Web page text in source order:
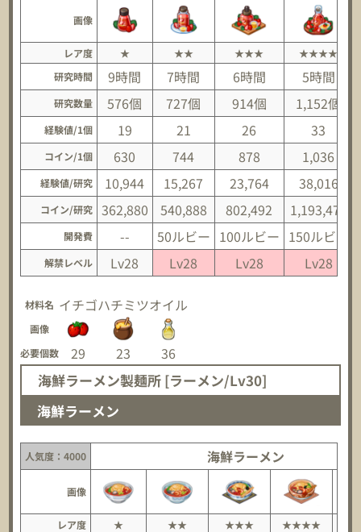
画像
レア度 ★ ★★ ★★★
★★★★
研究時間
9時間 7時間 6時間 5時間
研究数量 576個 727個 914個 1,152個
経験値/1個 19 21 26 33
コイン/1個 630 744 878 1,036
経験値/研究 10,944 15,267 23,764 38,016
コイン/研究 362,880 540,888 802,492 1,193,472
開発費 -- 50ルビー 100ルビー 150ルビー
解禁レベル Lv28 Lv28 Lv28 Lv28
材料名 イチゴハチミツオイル
画像
必要個数
29 23 36
海鮮ラーメン製麺所 [ラーメン/Lv30]
海鮮ラーメン
人気度：4000 海鮮ラーメン
画像
レア度 ★ ★★ ★★★ ★★★★